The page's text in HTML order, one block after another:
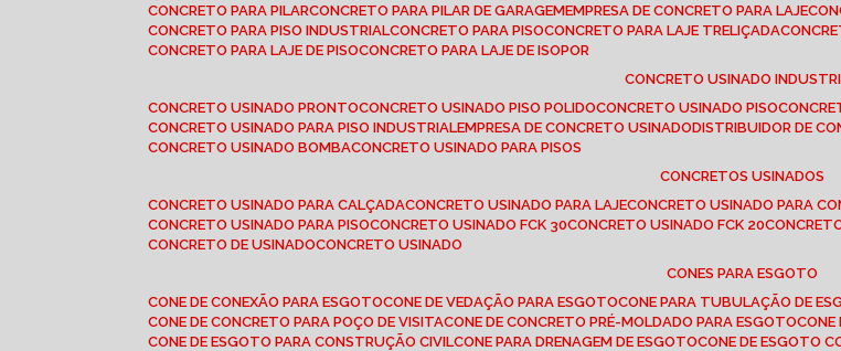
CONCRETO PARA PILAR CONCRETO PARA PILAR DE GARAGEM EMPRESA DE CONCRETO PARA LAJE
CONCRETO PARA PISO INDUSTRIAL CONCRETO PARA PISO CONCRETO PARA LAJE TRELIÇADA
CONCRETO PARA LAJE DE PISO CONCRETO PARA LAJE DE ISOPOR
CONCRETO USINADO
CONCRETO USINADO PRONTO CONCRETO USINADO PISO POLIDO CONCRETO USINADO PISO
CONCRETO USINADO PARA PISO INDUSTRIAL EMPRESA DE CONCRETO USINADO DISTRIBUIDOR DE
CONCRETO USINADO BOMBA CONCRETO USINADO PARA PISOS
CONCRETOS USINADOS
CONCRETO USINADO PARA CALÇADA CONCRETO USINADO PARA LAJE CONCRETO USINADO PARA
CONCRETO USINADO PARA PISO CONCRETO USINADO FCK 30 CONCRETO USINADO FCK 20
CONCRETO DE USINADO CONCRETO USINADO
CONES PARA ESGOTO
CONE DE CONEXÃO PARA ESGOTO CONE DE VEDAÇÃO PARA ESGOTO CONE PARA TUBULAÇÃO DE
CONE DE CONCRETO PARA POÇO DE VISITA CONE DE CONCRETO PRÉ-MOLDADO PARA ESGOTO
CONE DE ESGOTO PARA CONSTRUÇÃO CIVIL CONE PARA DRENAGEM DE ESGOTO CONE DE ESGOTO